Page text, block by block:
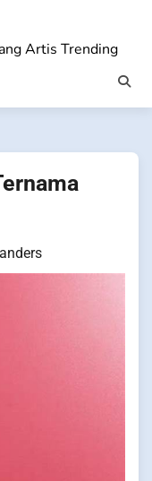
Artis Trending